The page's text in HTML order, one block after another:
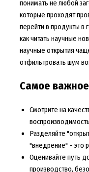
понимать не любой
которые проходят
перейти в продукты в
как читать научные
научные открытия
отфильтровать шум
Самое
Смотрите на
Разделяйте
"внедрение" - это
Оценивайте путь
производство,